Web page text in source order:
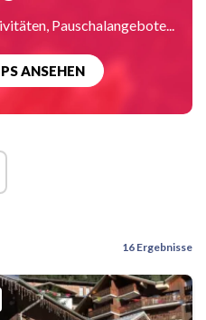
Pauschalangebote...
ANSEHEN
16 Ergebnisse